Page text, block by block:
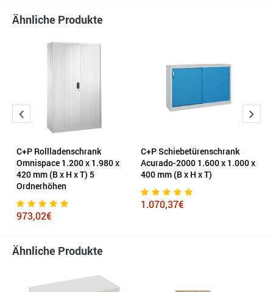
Ähnliche Produkte
C+P Rollladenschrank
Omnispace 1.200 x 1.980 x
420 mm (B x H x T) 5
Ordnerhöhen
973,02€
C+P Schiebetürenschrank
Acurado-2000 1.600 x 1.000 x
400 mm (B x H x T)
1.070,37€
Ähnliche Produkte